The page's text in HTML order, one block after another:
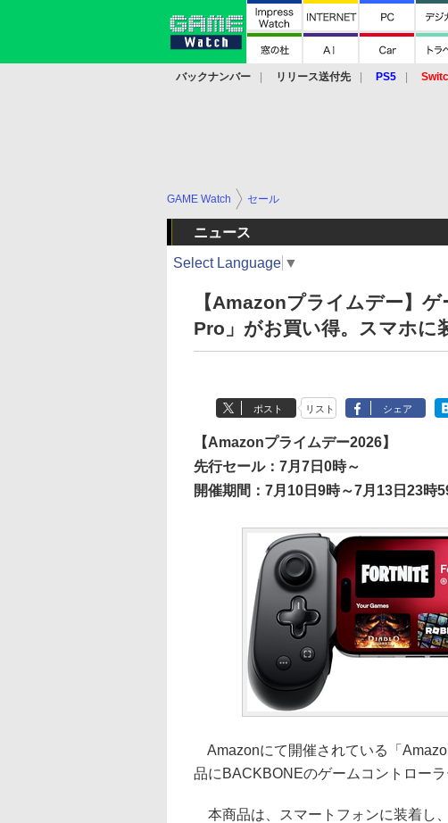
バックナンバー リリース送付先 PS5
GAME Watch セール
ニュース
Select Language ▼
【Amazonプライムデー】
Pro」がお買い得。スマホに
ポスト リスト シェア
【Amazonプライムデー2026】
先行セール：7月7日0時～
開催期間：7月10日9時～7月13日23時
Amazonにて開催されている「
品にBACKBONEのゲームコントロー
本商品は、スマートフォンに装着し